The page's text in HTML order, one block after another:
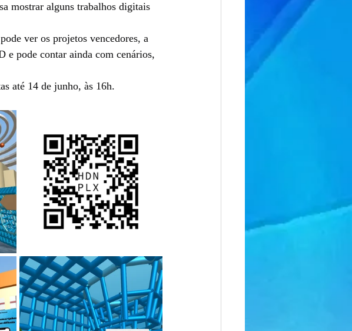
mostrar alguns trabalhos digitais
ver os projetos vencedores, a
e pode contar ainda com cenários,
até 14 de junho, às 16h.